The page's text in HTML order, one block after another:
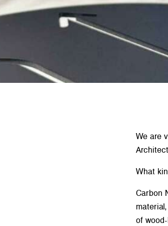
We are
What
Carbon
of